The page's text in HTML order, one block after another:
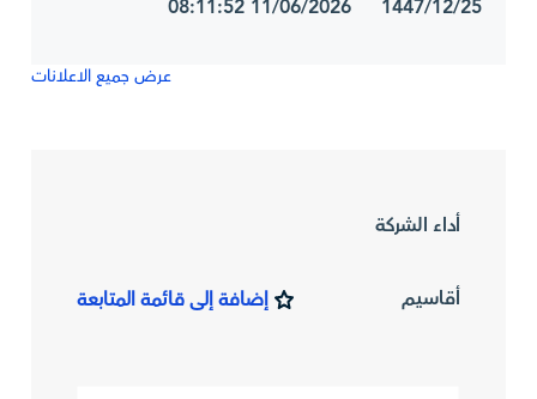
1447/12/25 11/06/2026 08:11:52
عرض جميع الاعلانات
أداء الشركة
أقاسيم إضافة إلى قائمة المتابعة